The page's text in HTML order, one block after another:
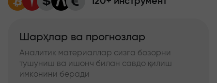
Шарҳлар ва прогнозлар
Аналитик материаллар сизга бозорни
тушуниш ва ишонч билан савдо қилиш
имконини беради